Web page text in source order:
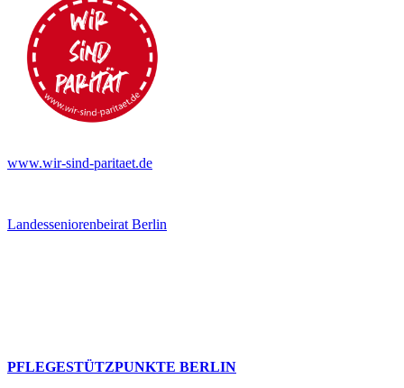
www.wir-sind-paritaet.de
Landesseniorenbeirat Berlin
PFLEGESTÜTZPUNKTE BERLIN